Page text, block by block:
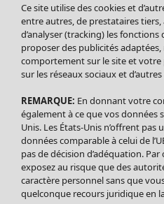
Soldes Vêtements
Tous les vêtements
Robes
Tuniques
Blouses
Tops
Gilets
Pantalon
Jupes
Ce site utilise des cookies et
entre autres, de prestataires
d’analyser (tracking) les
proposer des publicités
comportement sur le site et
sur les réseaux sociaux et
REMARQUE: En donnant votre
également à ce que vos données
Unis. Les États-Unis n’offrent
données comparable à celui de
pas de décision d’adéquation.
exposez au risque que des
caractère personnel sans que
quelconque recours juridique en